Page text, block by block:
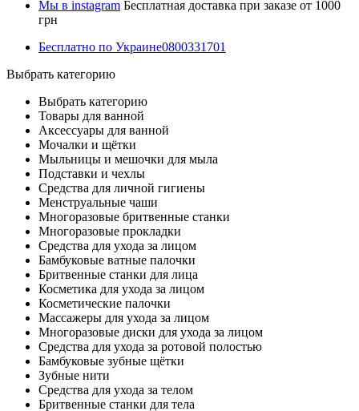
Мы в instagram Бесплатная доставка при заказе от 1000
грн
Бесплатно по Украине0800331701
Выбрать категорию
Выбрать категорию
Товары для ванной
Аксессуары для ванной
Мочалки и щётки
Мыльницы и мешочки для мыла
Подставки и чехлы
Средства для личной гигиены
Менструальные чаши
Многоразовые бритвенные станки
Многоразовые прокладки
Средства для ухода за лицом
Бамбуковые ватные палочки
Бритвенные станки для лица
Косметика для ухода за лицом
Косметические палочки
Массажеры для ухода за лицом
Многоразовые диски для ухода за лицом
Средства для ухода за ротовой полостью
Бамбуковые зубные щётки
Зубные нити
Средства для ухода за телом
Бритвенные станки для тела